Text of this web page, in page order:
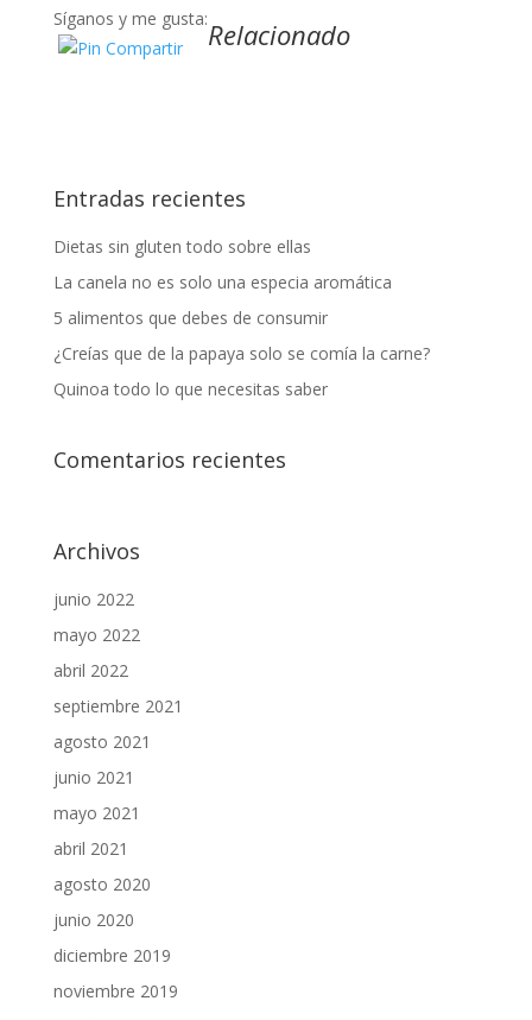
Síganos y me gusta:Relacionado
Entradas recientes
Dietas sin gluten todo sobre ellas
La canela no es solo una especia aromática
5 alimentos que debes de consumir
¿Creías que de la papaya solo se comía la carne?
Quinoa todo lo que necesitas saber
Comentarios recientes
Archivos
junio 2022
mayo 2022
abril 2022
septiembre 2021
agosto 2021
junio 2021
mayo 2021
abril 2021
agosto 2020
junio 2020
diciembre 2019
noviembre 2019